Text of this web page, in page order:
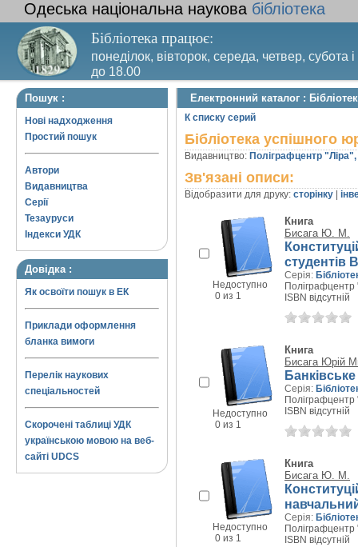
Одеська національна наукова бібліотека
Бібліотека працює:
понеділок, вівторок, середа, четвер, субота
до 18.00
Вихідний день – п’ятниця. Останній четвер
Пошук :
Нові надходження
Простий пошук
Автори
Видавництва
Серії
Тезауруси
Індекси УДК
Довідка :
Як освоїти пошук в ЕК
Приклади оформлення
бланка вимоги
Перелік наукових
спеціальностей
Скорочені таблиці УДК
українською мовою на веб-
сайті UDCS
Електронний каталог :
К списку серий
Бібліотека успішного
Видавництво: Поліграфцентр
Зв'язані описи:
Відобразити для друку: сторінку
Недоступно
0 из 1
Книга
Бисага Ю. М.
студентів
Серія:
Поліграфцентр
ISBN відсутній
Недоступно
0 из 1
Книга
Бисага Юрій
Серія:
Поліграфцентр
ISBN відсутній
Недоступно
0 из 1
Книга
Бисага Ю. М.
Серія:
Поліграфцентр
ISBN відсутній